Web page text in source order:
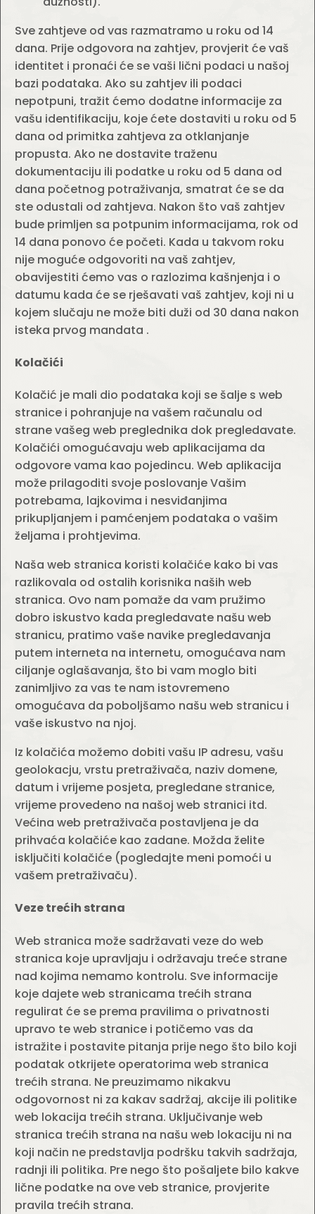
Sve zahtjeve od vas razmatramo u roku od 14
dana. Prije odgovora na zahtjev, provjerit će vaš
identitet i pronaći će se vaši lični podaci u našoj
bazi podataka. Ako su zahtjev ili podaci
nepotpuni, tražit ćemo dodatne informacije za
vašu identifikaciju, koje ćete dostaviti u roku od 5
dana od primitka zahtjeva za otklanjanje
propusta. Ako ne dostavite traženu
dokumentaciju ili podatke u roku od 5 dana od
dana početnog potraživanja, smatrat će se da
ste odustali od zahtjeva. Nakon što vaš zahtjev
bude primljen sa potpunim informacijama, rok od
14 dana ponovo će početi. Kada u takvom roku
nije moguće odgovoriti na vaš zahtjev,
obavijestiti ćemo vas o razlozima kašnjenja i o
datumu kada će se rješavati vaš zahtjev, koji ni u
kojem slučaju ne može biti duži od 30 dana nakon
isteka prvog mandata .
Kolačići
Kolačić je mali dio podataka koji se šalje s web
stranice i pohranjuje na vašem računalu od
strane vašeg web preglednika dok pregledavate.
Kolačići omogućavaju web aplikacijama da
odgovore vama kao pojedincu. Web aplikacija
može prilagoditi svoje poslovanje Vašim
potrebama, lajkovima i nesviđanjima
prikupljanjem i pamćenjem podataka o vašim
željama i prohtjevima.
Naša web stranica koristi kolačiće kako bi vas
razlikovala od ostalih korisnika naših web
stranica. Ovo nam pomaže da vam pružimo
dobro iskustvo kada pregledavate našu web
stranicu, pratimo vaše navike pregledavanja
putem interneta na internetu, omogućava nam
ciljanje oglašavanja, što bi vam moglo biti
zanimljivo za vas te nam istovremeno
omogućava da poboljšamo našu web stranicu i
vaše iskustvo na njoj.
Iz kolačića možemo dobiti vašu IP adresu, vašu
geolokacju, vrstu pretraživača, naziv domene,
datum i vrijeme posjeta, pregledane stranice,
vrijeme provedeno na našoj web stranici itd.
Većina web pretraživača postavljena je da
prihvaća kolačiće kao zadane. Možda želite
isključiti kolačiće (pogledajte meni pomoći u
vašem pretraživaču).
Veze trećih strana
Web stranica može sadržavati veze do web
stranica koje upravljaju i održavaju treće strane
nad kojima nemamo kontrolu. Sve informacije
koje dajete web stranicama trećih strana
regulirat će se prema pravilima o privatnosti
upravo te web stranice i potičemo vas da
istražite i postavite pitanja prije nego što bilo koji
podatak otkrijete operatorima web stranica
trećih strana. Ne preuzimamo nikakvu
odgovornost ni za kakav sadržaj, akcije ili politike
web lokacija trećih strana. Uključivanje web
stranica trećih strana na našu web lokaciju ni na
koji način ne predstavlja podršku takvih sadržaja,
radnji ili politika. Pre nego što pošaljete bilo kakve
lične podatke na ove veb stranice, provjerite
pravila trećih strana.